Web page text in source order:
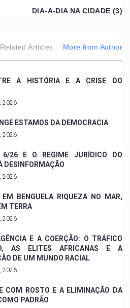
DIA-A-DIA NA CIDADE (3)
Related Articles More from Author
A HISTÓRIA E A CRISE DO
2026
ESTAMOS DA DEMOCRACIA
2026
26 E O REGIME JURÍDICO DO
DESINFORMAÇÃO
2026
EM BENGUELA RIQUEZA NO MAR,
TERRA
2026
E A COERÇÃO: O TRÁFICO
AS ELITES AFRICANAS E A
DE UM MUNDO RACIAL
2026
COM ROSTO E A ELIMINAÇÃO DA
PADRÃO